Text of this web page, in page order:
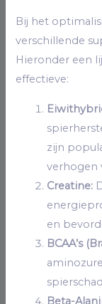
Bij het
verschillende
Hieronder een
effectieve:
zijn
verhogen
Creatine:
en
BCAA’s
Beta-